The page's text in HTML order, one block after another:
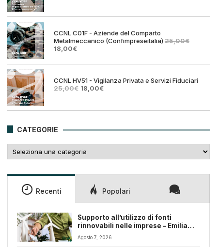
era:
è:
CCNL C01F - Aziende del Comparto
Metalmeccanico (Confimpreseitalia) 25,00€
Il
originale
25,00€.
18,00€Il
attuale
18,00€.
CCNL HV51 - Vigilanza Privata e Servizi Fiduciari
25,00€ Il
era:
18,00€Il
è:
CATEGORIE
Recenti Popolari
Supporto all’utilizzo di fonti
rinnovabili nelle imprese – Emilia
Romagna
Agosto 7, 2026